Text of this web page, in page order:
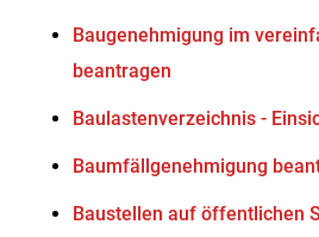
Baugenehmigung im
beantragen
Baulastenverzeichnis -
Baumfällgenehmigung
Baustellen auf öffentlichen